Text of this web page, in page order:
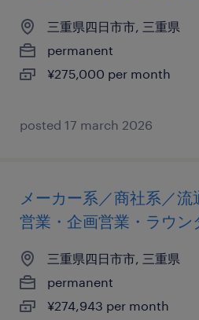
三重県四日市市, 三重県
permanent
¥275,000 per month
posted 17 march 2026
メーカー系／商社系／
営業・企画営業・ラウン
三重県四日市市, 三重県
permanent
¥274,943 per month